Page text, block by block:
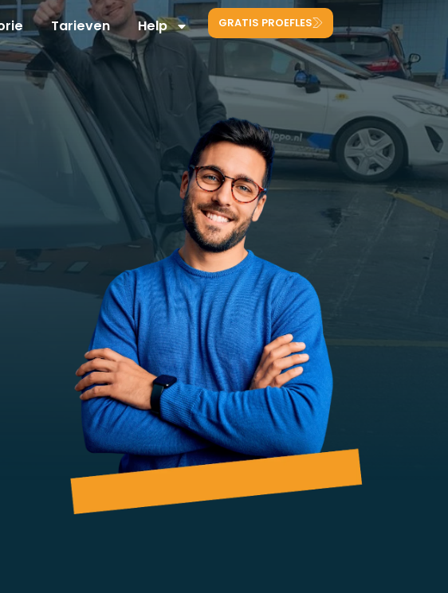
Tarieven Help GRATIS PROEFLES